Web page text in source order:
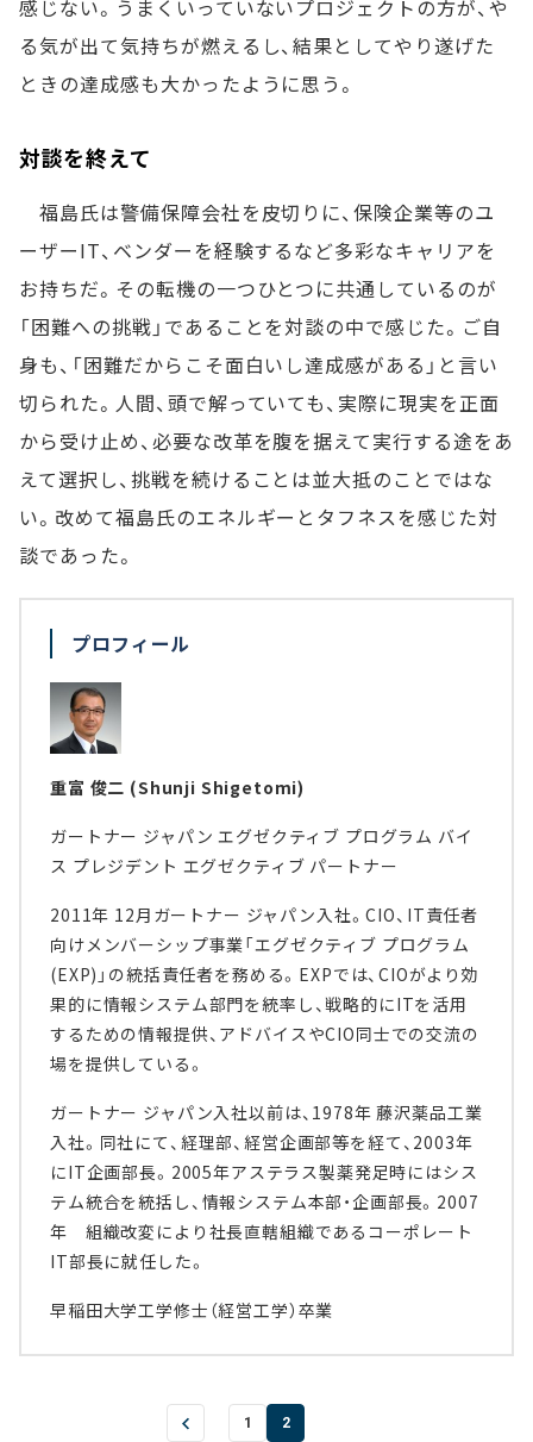
感じない。うまくいっていないプロジェクトの方が、や
る気が出て気持ちが燃えるし、結果としてやり遂げた
ときの達成感も大かったように思う。
対談を終えて
福島氏は警備保障会社を皮切りに、保険企業等のユ
ーザーIT、ベンダーを経験するなど多彩なキャリアを
お持ちだ。その転機の一つひとつに共通しているのが
「困難への挑戦」であることを対談の中で感じた。ご自
身も、「困難だからこそ面白いし達成感がある」と言い
切られた。人間、頭で解っていても、実際に現実を正面
から受け止め、必要な改革を腹を据えて実行する途をあ
えて選択し、挑戦を続けることは並大抵のことではな
い。改めて福島氏のエネルギーとタフネスを感じた対
談であった。
プロフィール
重富 俊二 (Shunji Shigetomi)
ガートナー ジャパン エグゼクティブ プログラム バイ
ス プレジデント エグゼクティブ パートナー
2011年 12月ガートナー ジャパン入社。CIO、IT責任者
向けメンバーシップ事業「エグゼクティブ プログラム
(EXP)」の統括責任者を務める。EXPでは、CIOがより効
果的に情報システム部門を統率し、戦略的にITを活用
するための情報提供、アドバイスやCIO同士での交流の
場を提供している。
ガートナー ジャパン入社以前は、1978年 藤沢薬品工業
入社。同社にて、経理部、経営企画部等を経て、2003年
にIT企画部長。2005年アステラス製薬発足時にはシス
テム統合を統括し、情報システム本部・企画部長。2007
年 組織改変により社長直轄組織であるコーポレート
IT部長に就任した。
早稲田大学工学修士（経営工学）卒業
1 2